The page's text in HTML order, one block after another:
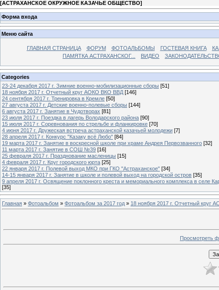
[АСТРАХАНСКОЕ ОКРУЖНОЕ КАЗАЧЬЕ ОБЩЕСТВО]
Форма входа
Меню сайта
ГЛАВНАЯ СТРАНИЦА ФОРУМ ФОТОАЛЬБОМЫ ГОСТЕВАЯ КНИГА
ПАМЯТКА АСТРАХАНСКОГ...
ВИДЕО
Categories
23-24 декабря 2017 г. Зимние военно-мобилизационные сборы [51]
18 ноября 2017 г. Отчетный круг АОКО ВКО ВВД [146]
24 сентября 2017 г. Тренировка в Кремле [50]
27 августа 2017 г. Детские военно-полевые сборы [144]
6 августа 2017 г. Занятие в Чудотворах [81]
23 июля 2017 г. Поездка в лагерь Володарского района [90]
15 июля 2017 г. Соревнования по стрельбе и фланкировке [70]
4 июня 2017 г. Дружеская встреча астраханской казачьей молодежи [7]
28 апреля 2017 г. Конкурс "Казаку всё Любо" [84]
19 марта 2017 г. Занятие в воскресной школе при храме Андрея Первозванного [32]
11 марта 2017 г. Занятие в СОШ №39 [16]
25 февраля 2017 г. Празднование масленицы [15]
4 февраля 2017 г. Круг городского юрта [25]
22 января 2017 г. Полевой выход МКО при ГКО "Астраханское" [34]
14-15 января 2017 г. Занятие в школе и полевой выход на городской остров [35]
9 апреля 2017 г. Освящение поклонного креста и мемориального комплекса в селе
[35]
Главная » Фотоальбом » Фотоальбом за 2017 год » 18 ноября 2017 г. Отчетный круг
Просмотреть